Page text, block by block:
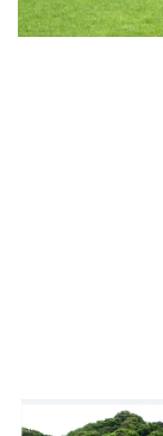
本